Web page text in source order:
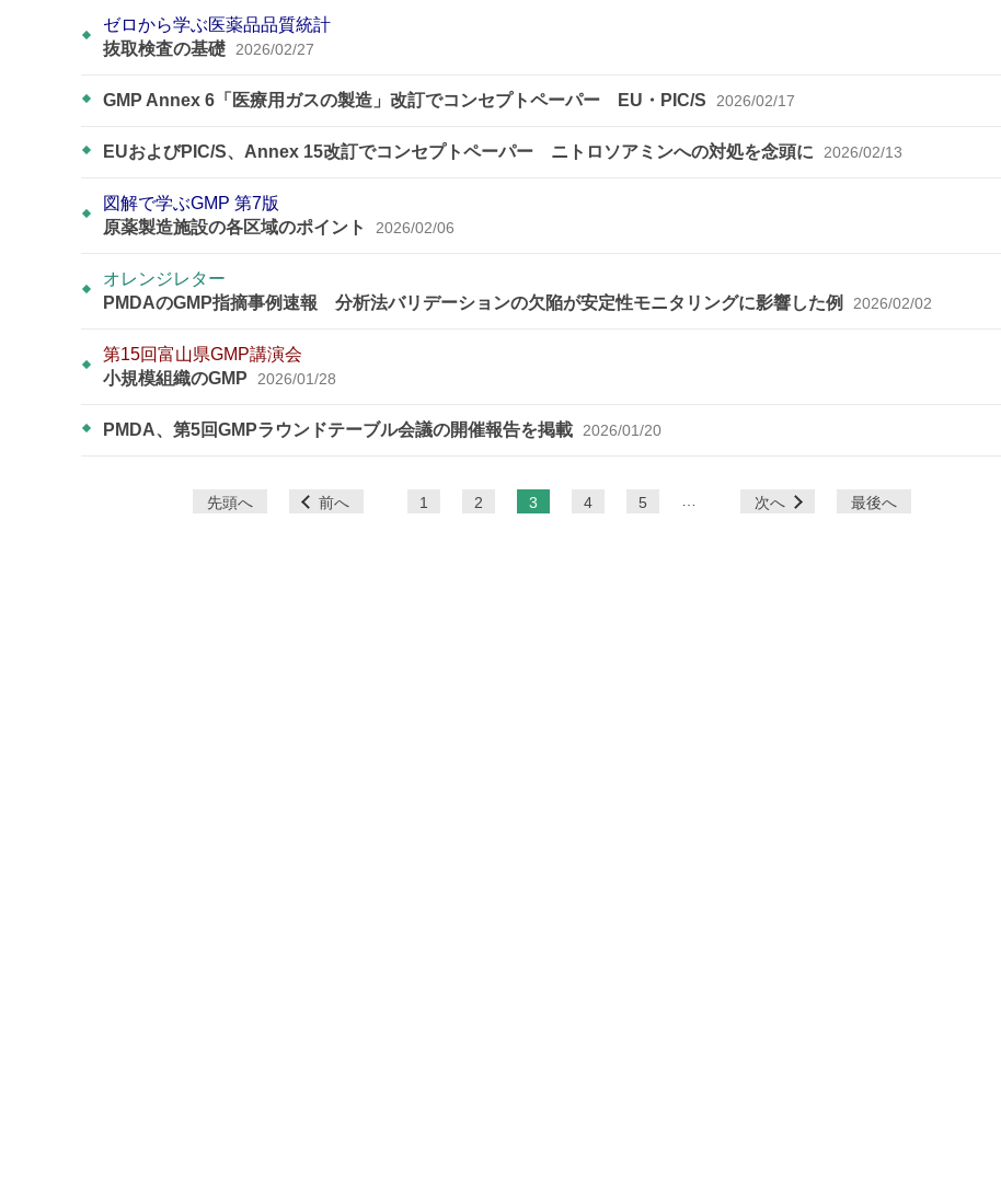
ゼロから学ぶ医薬品品質統計
抜取検査の基礎
2026/02/27
GMP Annex 6「医療用ガスの製造」改訂でコンセプトペーパー EU・PIC/S 2026/02/17
EUおよびPIC/S、Annex 15改訂でコンセプトペーパー ニトロソアミンへの対処を念頭に 2026/02/13
図解で学ぶGMP 第7版
原薬製造施設の各区域のポイント
2026/02/06
オレンジレター
PMDAのGMP指摘事例速報 分析法バリデーションの欠陥が安定性モニタリングに影響した例
2026/02/02
第15回富山県GMP講演会
小規模組織のGMP
2026/01/28
PMDA、第5回GMPラウンドテーブル会議の開催報告を掲載 2026/01/20
先頭へ 前へ 1 2 3 4 5 次へ 最後へ